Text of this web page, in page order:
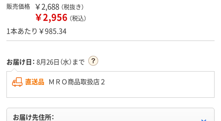
販売価格 ￥2,688 （税抜き）
￥2,956 （税込）
1本あたり￥985.34
お届け日： 8月26日（水）まで
直送品 ＭＲＯ商品取扱店２
お届け先住所：